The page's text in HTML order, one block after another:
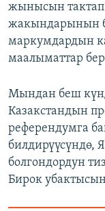
жынысын
жакындарынын
маркумдардын
маалыматтар
Мындан беш
Казакстандын
референдумга
билдирүүсүндө,
болгондордун
Бирок